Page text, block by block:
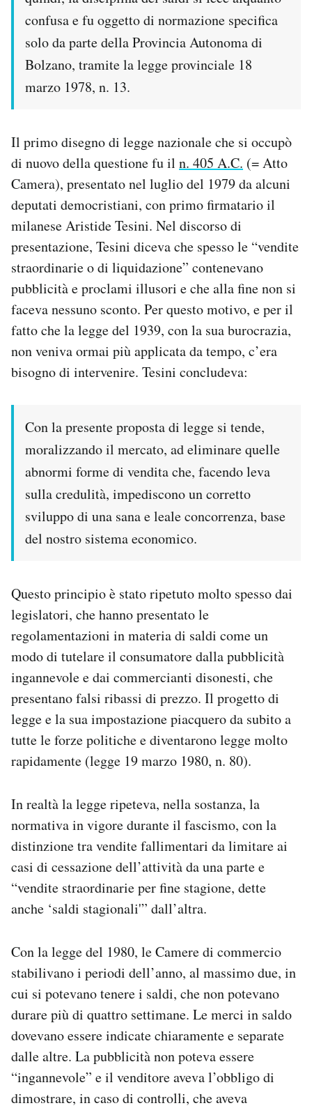
confusa e fu oggetto di normazione specifica
solo da parte della Provincia Autonoma di
Bolzano, tramite la legge provinciale 18
marzo 1978, n. 13.
Il primo disegno di legge nazionale che si occupò
di nuovo della questione fu il n. 405 A.C. (= Atto
Camera), presentato nel luglio del 1979 da alcuni
deputati democristiani, con primo firmatario il
milanese Aristide Tesini. Nel discorso di
presentazione, Tesini diceva che spesso le “vendite
straordinarie o di liquidazione” contenevano
pubblicità e proclami illusori e che alla fine non si
faceva nessuno sconto. Per questo motivo, e per il
fatto che la legge del 1939, con la sua burocrazia,
non veniva ormai più applicata da tempo, c’era
bisogno di intervenire. Tesini concludeva:
Con la presente proposta di legge si tende,
moralizzando il mercato, ad eliminare quelle
abnormi forme di vendita che, facendo leva
sulla credulità, impediscono un corretto
sviluppo di una sana e leale concorrenza, base
del nostro sistema economico.
Questo principio è stato ripetuto molto spesso dai
legislatori, che hanno presentato le
regolamentazioni in materia di saldi come un
modo di tutelare il consumatore dalla pubblicità
ingannevole e dai commercianti disonesti, che
presentano falsi ribassi di prezzo. Il progetto di
legge e la sua impostazione piacquero da subito a
tutte le forze politiche e diventarono legge molto
rapidamente (legge 19 marzo 1980, n. 80).
In realtà la legge ripeteva, nella sostanza, la
normativa in vigore durante il fascismo, con la
distinzione tra vendite fallimentari da limitare ai
casi di cessazione dell’attività da una parte e
“vendite straordinarie per fine stagione, dette
anche ‘saldi stagionali'” dall’altra.
Con la legge del 1980, le Camere di commercio
stabilivano i periodi dell’anno, al massimo due, in
cui si potevano tenere i saldi, che non potevano
durare più di quattro settimane. Le merci in saldo
dovevano essere indicate chiaramente e separate
dalle altre. La pubblicità non poteva essere
“ingannevole” e il venditore aveva l’obbligo di
dimostrare, in caso di controlli, che aveva